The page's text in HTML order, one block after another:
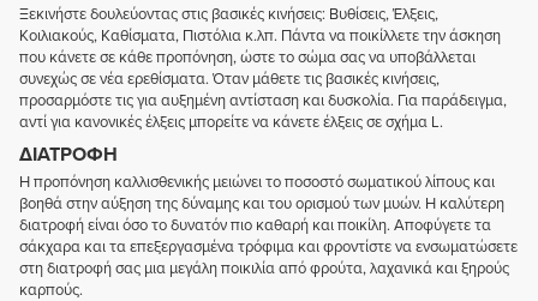
Ξεκινήστε δουλεύοντας στις βασικές κινήσεις: Βυθίσεις, Έλξεις,
Κοιλιακούς, Καθίσματα, Πιστόλια κ.λπ. Πάντα να ποικίλλετε την άσκηση
που κάνετε σε κάθε προπόνηση, ώστε το σώμα σας να υποβάλλεται
συνεχώς σε νέα ερεθίσματα. Όταν μάθετε τις βασικές κινήσεις,
προσαρμόστε τις για αυξημένη αντίσταση και δυσκολία. Για παράδειγμα,
αντί για κανονικές έλξεις μπορείτε να κάνετε έλξεις σε σχήμα L.
ΔΙΑΤΡΟΦΉ
Η προπόνηση καλλισθενικής μειώνει το ποσοστό σωματικού λίπους και
βοηθά στην αύξηση της δύναμης και του ορισμού των μυών. Η καλύτερη
διατροφή είναι όσο το δυνατόν πιο καθαρή και ποικίλη. Αποφύγετε τα
σάκχαρα και τα επεξεργασμένα τρόφιμα και φροντίστε να ενσωματώσετε
στη διατροφή σας μια μεγάλη ποικιλία από φρούτα, λαχανικά και ξηρούς
καρπούς.